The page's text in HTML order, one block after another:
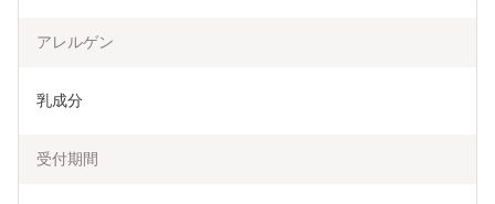
アレルゲン
乳成分
受付期間